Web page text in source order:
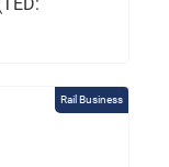
Rail Business